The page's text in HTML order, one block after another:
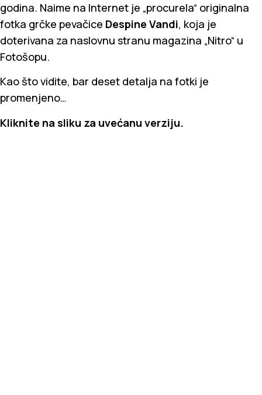
godina. Naime na Internet je „procurela“ originalna
fotka grčke pevačice Despine Vandi, koja je
doterivana za naslovnu stranu magazina „Nitro“ u
Fotošopu.
Kao što vidite, bar deset detalja na fotki je
promenjeno…
Kliknite na sliku za uvećanu verziju.